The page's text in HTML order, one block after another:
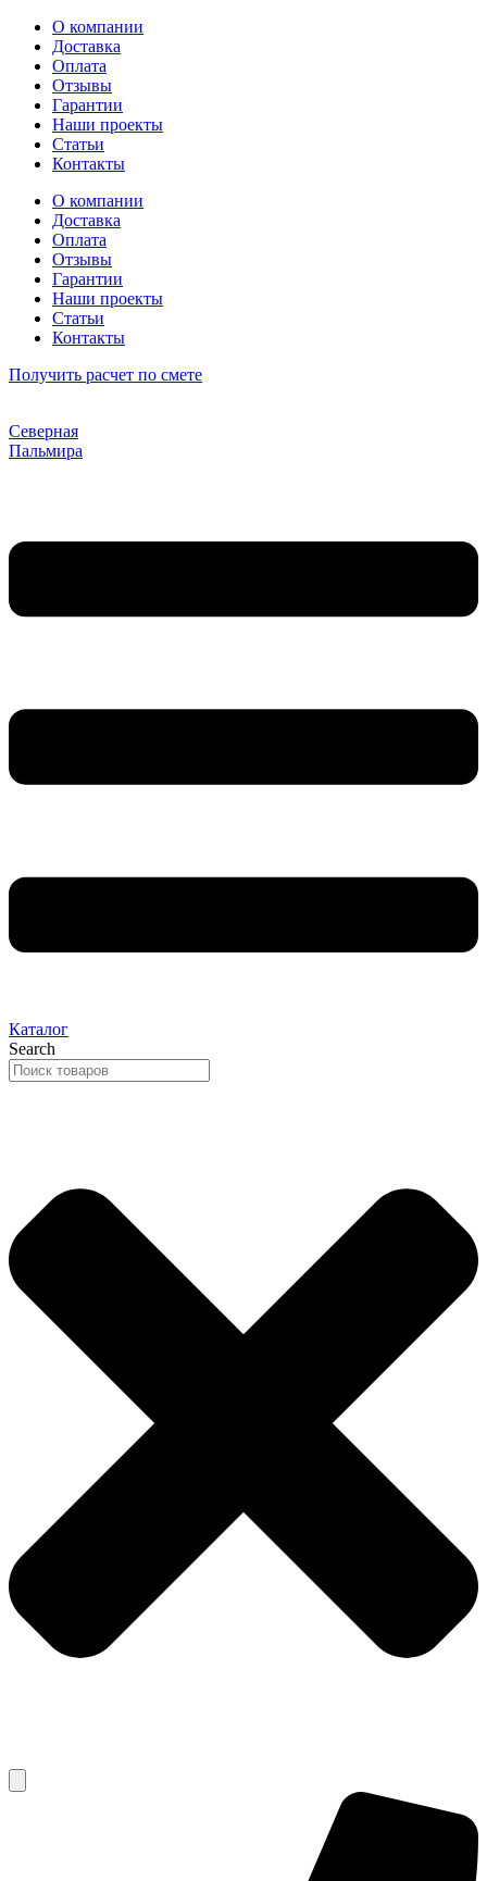
Перейти
содержимому
О компании
Доставка
Оплата
Отзывы
Гарантии
Наши проекты
Статьи
Контакты
О компании
Доставка
Оплата
Отзывы
Гарантии
Наши проекты
Статьи
Контакты
Получить расчет по смете
Северная
Пальмира
Каталог
Search